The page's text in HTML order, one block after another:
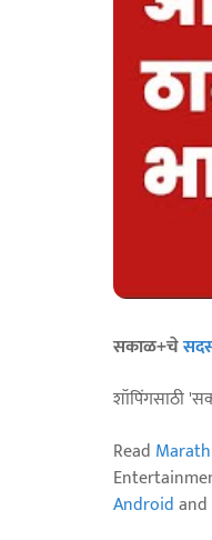
सकाळ+चे
शॉपिंगसाठी
Read
Androidand